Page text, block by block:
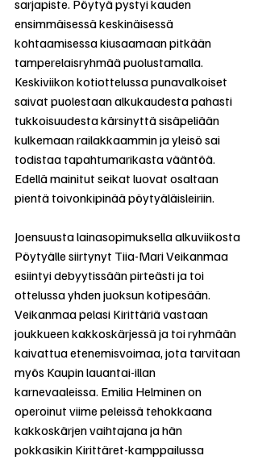
sarjapiste. Pöytyä pystyi kauden
ensimmäisessä keskinäisessä
kohtaamisessa kiusaamaan pitkään
tamperelaisryhmää puolustamalla.
Keskiviikon kotiottelussa punavalkoiset
saivat puolestaan alkukaudesta pahasti
tukkoisuudesta kärsinyttä sisäpeliään
kulkemaan railakkaammin ja yleisö sai
todistaa tapahtumarikasta vääntöä.
Edellä mainitut seikat luovat osaltaan
pientä toivonkipinää pöytyäläisleiriin.
Joensuusta lainasopimuksella alkuviikosta
Pöytyälle siirtynyt Tiia-Mari Veikanmaa
esiintyi debyytissään pirteästi ja toi
ottelussa yhden juoksun kotipesään.
Veikanmaa pelasi Kirittäriä vastaan
joukkueen kakkoskärjessä ja toi ryhmään
kaivattua etenemisvoimaa, jota tarvitaan
myös Kaupin lauantai-illan
karnevaaleissa. Emilia Helminen on
operoinut viime peleissä tehokkaana
kakkoskärjen vaihtajana ja hän
pokkasikin Kirittäret-kamppailussa